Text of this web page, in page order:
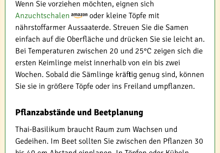
Wenn Sie vorziehen möchten, eignen sich
Anzuchtschalen
oder kleine Töpfe mit
nährstoffarmer Aussaaterde. Streuen Sie die Samen
einfach auf die Oberfläche und drücken Sie sie leicht an.
Bei Temperaturen zwischen 20 und 25°C zeigen sich die
ersten Keimlinge meist innerhalb von ein bis zwei
Wochen. Sobald die Sämlinge kräftig genug sind, können
Sie sie in größere Töpfe oder ins Freiland umpflanzen.
Pflanzabstände und Beetplanung
Thai-Basilikum braucht Raum zum Wachsen und
Gedeihen. Im Beet sollten Sie zwischen den Pflanzen 30